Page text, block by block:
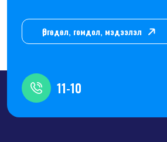
Өргөдөл, гомдол, мэдээлэл
11-10